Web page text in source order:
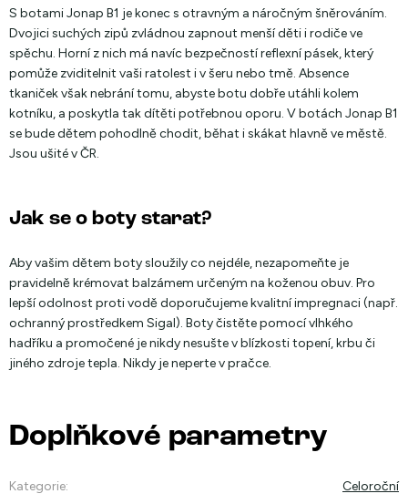
S botami Jonap B1 je konec s otravným a náročným šněrováním.
Dvojici suchých zipů zvládnou zapnout menší děti i rodiče ve
spěchu. Horní z nich má navíc bezpečností reflexní pásek, který
pomůže zviditelnit vaši ratolest i v šeru nebo tmě. Absence
tkaniček však nebrání tomu, abyste botu dobře utáhli kolem
kotníku, a poskytla tak dítěti potřebnou oporu. V botách Jonap B1
se bude dětem pohodlně chodit, běhat i skákat hlavně ve městě.
Jsou ušité v ČR.
Jak se o boty starat?
Aby vašim dětem boty sloužily co nejdéle, nezapomeňte je
pravidelně krémovat balzámem určeným na koženou obuv. Pro
lepší odolnost proti vodě doporučujeme kvalitní impregnaci (např.
ochranný prostředkem Sigal). Boty čistěte pomocí vlhkého
hadříku a promočené je nikdy nesušte v blízkosti topení, krbu či
jiného zdroje tepla. Nikdy je neperte v pračce.
Doplňkové parametry
Kategorie: Celoroční